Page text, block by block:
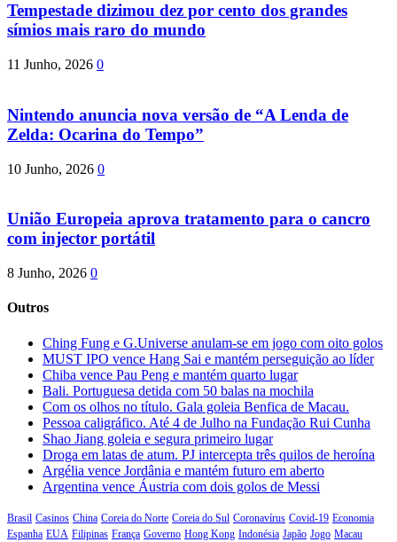
Tempestade dizimou dez por cento dos grandes
símios mais raro do mundo
11 Junho, 2026 0
Nintendo anuncia nova versão de “A Lenda de
Zelda: Ocarina do Tempo”
10 Junho, 2026 0
União Europeia aprova tratamento para o cancro
com injector portátil
8 Junho, 2026 0
Outros
Ching Fung e G.Universe anulam-se em jogo com oito golos
MUST IPO vence Hang Sai e mantém perseguição ao líder
Chiba vence Pau Peng e mantém quarto lugar
Bali. Portuguesa detida com 50 balas na mochila
Com os olhos no título. Gala goleia Benfica de Macau.
Pessoa caligráfico. Até 4 de Julho na Fundação Rui Cunha
Shao Jiang goleia e segura primeiro lugar
Droga em latas de atum. PJ intercepta três quilos de heroína
Argélia vence Jordânia e mantém futuro em aberto
Argentina vence Áustria com dois golos de Messi
Brasil Casinos China Coreia do Norte Coreia do Sul Coronavírus Covid-19 Economia
Espanha EUA Filipinas França Governo Hong Kong Indonésia Japão Jogo Macau